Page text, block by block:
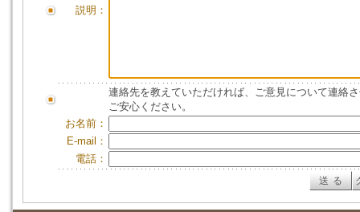
説明：
連絡先を教えていただければ、ご意見について連絡
ご安心ください。
お名前：
E-mail：
電話：